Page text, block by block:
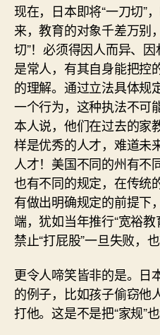
现在，日本即将“一刀切”
来，教育的对象千差万别
切”！必须得因人而异、
是常人，有其自身能把控
的理解。通过立法具体规
一个行为，这种执法不可
本人说，他们在过去的家
样是优秀的人才，难道未
人才！美国不同的州有不
也有不同的规定，在传统
有做出明确规定的前提下
端，犹如当年推行“宽裕教
禁止“打屁股”一旦失败，
更令人啼笑皆非的是。日
的例子，比如孩子偷窃他
打他。这是不是把“家规”也